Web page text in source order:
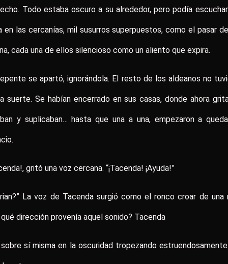
Todo estaba oscuro a su alrededor, pero podía
en las cercanías, mil susurros superpuestos, como el pasar
cada una de ellos silencioso como un aliento que expira.
se apartó, ignorándola. El resto de los aldeanos no
suerte. Se habían encerrado en sus casas, donde ahora
y suplicaban… hasta que una a una, empezaron a
gritó una voz cercana. “¡Tacenda! ¡Ayuda!”
La voz de Tacenda surgió como el ronco croar de una
dirección provenía aquel sonido? Tacenda
sobre sí misma en la oscuridad tropezando